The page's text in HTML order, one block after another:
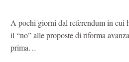
A pochi giorni dal referendum in cui
il “no” alle proposte di riforma
prima…